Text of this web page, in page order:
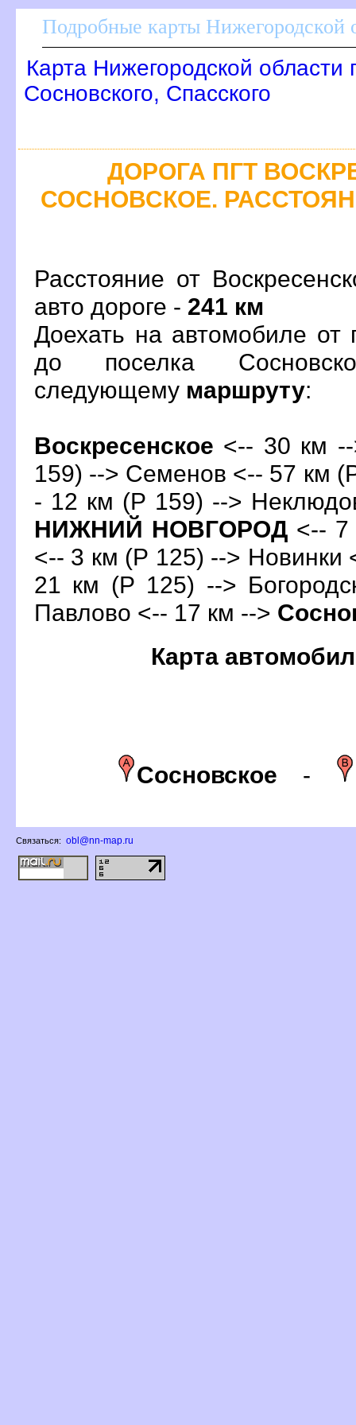
Подробные карты Нижегородской
Карта Нижегородской области
Сосновского, Спасского
ДОРОГА ПГТ
СОСНОВСКОЕ.
Расстояние от
авто дороге - 241 км
Доехать на автомобиле от
до поселка
следующему маршруту:
оскресенское <-- 30 км
159) --> Семенов <-- 57 км
- 12 км (Р 159) -->
НИЖНИЙ НОВГОРОД <--
<-- 3 км (Р 125) --> Новинки
21 км (Р 125) -->
Павлово <-- 17 км -->
Карта
Сосновское -
Связаться: obl@nn-map.ru